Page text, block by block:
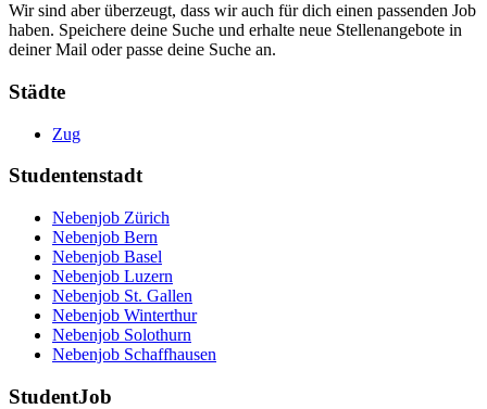
Wir sind aber überzeugt, dass wir auch für dich einen passenden Job
haben. Speichere deine Suche und erhalte neue Stellenangebote in
deiner Mail oder passe deine Suche an.
Städte
Zug
Studentenstadt
Nebenjob Zürich
Nebenjob Bern
Nebenjob Basel
Nebenjob Luzern
Nebenjob St. Gallen
Nebenjob Winterthur
Nebenjob Solothurn
Nebenjob Schaffhausen
StudentJob